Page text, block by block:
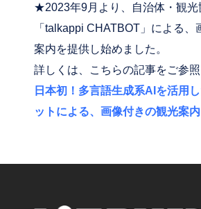
★2023年9月より、自治体・観光
「talkappi CHATBOT」による、
案内を提供し始めました。
詳しくは、こちらの記事をご参照
日本初！多言語生成系AIを活用
ットによる、画像付きの観光案